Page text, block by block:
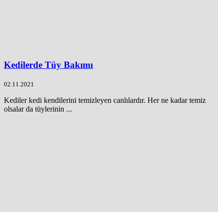
Kedilerde Tüy Bakımı
02.11.2021
Kediler kedi kendilerini temizleyen canlılardır. Her ne kadar temiz
olsalar da tüylerinin ...